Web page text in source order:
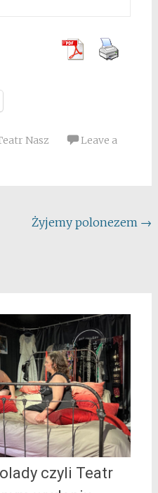
Nasz
Leave a
Żyjemy polonezem →
czyli Teatr